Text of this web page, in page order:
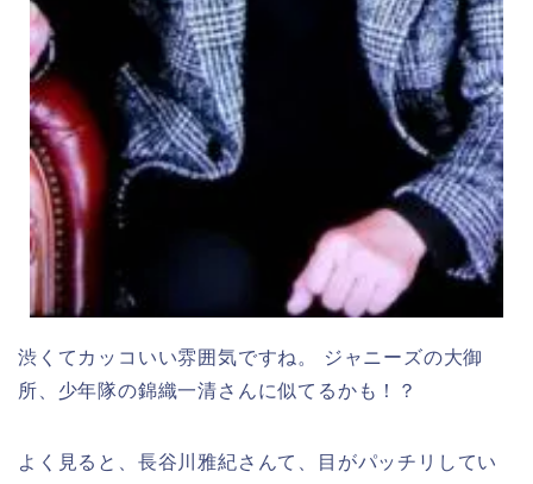
渋くてカッコいい雰囲気ですね。 ジャニーズの大御
所、少年隊の錦織一清さんに似てるかも！？
よく見ると、長谷川雅紀さんて、目がパッチリしてい